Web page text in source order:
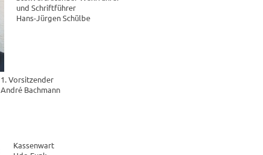
und Schriftführer
Hans-Jürgen Schülbe
1. Vorsitzender
André Bachmann
Kassenwart